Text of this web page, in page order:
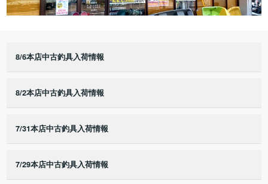
8/6本店中古釣具入荷情報
8/2本店中古釣具入荷情報
7/31本店中古釣具入荷情報
7/29本店中古釣具入荷情報